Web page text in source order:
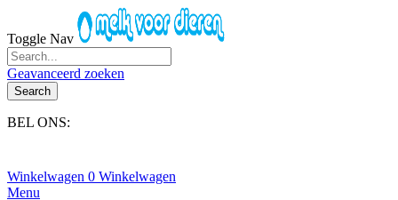
Toggle Nav
Geavanceerd zoeken
Search
BEL ONS:
Winkelwagen 0 Winkelwagen
Menu